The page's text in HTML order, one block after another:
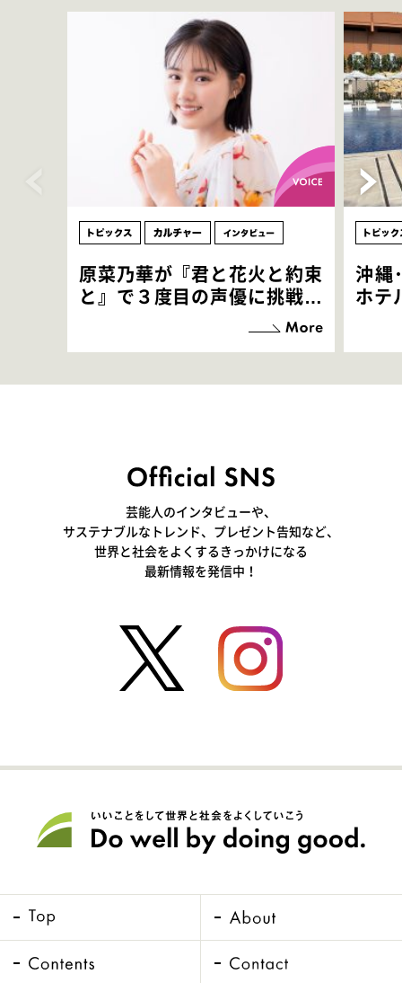
原菜乃華が『君と花火と約束
と』で３度目の声優に挑戦！
「お邪魔させてもらっている
感覚ですが､お芝居に没頭で
沖縄
ホテ
芸能人のインタビューや、
サステナブルなトレンド、プレゼント告知など、
世界と社会をよくするきっかけになる
最新情報を発信中！